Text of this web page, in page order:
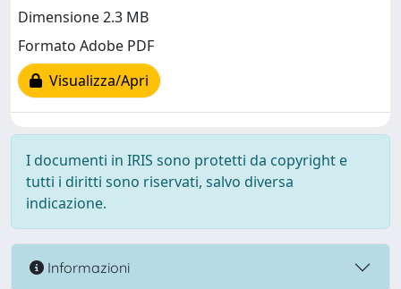
Dimensione 2.3 MB
Formato Adobe PDF
Visualizza/Apri
I documenti in IRIS sono protetti da copyright e
tutti i diritti sono riservati, salvo diversa
indicazione.
Informazioni